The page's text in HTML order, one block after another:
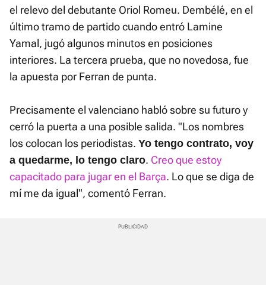
el relevo del debutante Oriol Romeu. Dembélé, en el
último tramo de partido cuando entró Lamine
Yamal, jugó algunos minutos en posiciones
interiores. La tercera prueba, que no novedosa, fue
la apuesta por Ferran de punta.
Precisamente el valenciano habló sobre su futuro y
cerró la puerta a una posible salida. "Los nombres
los colocan los periodistas. Yo tengo contrato, voy
a quedarme, lo tengo claro. Creo que estoy
capacitado para jugar en el Barça. Lo que se diga de
mí me da igual", comentó Ferran.